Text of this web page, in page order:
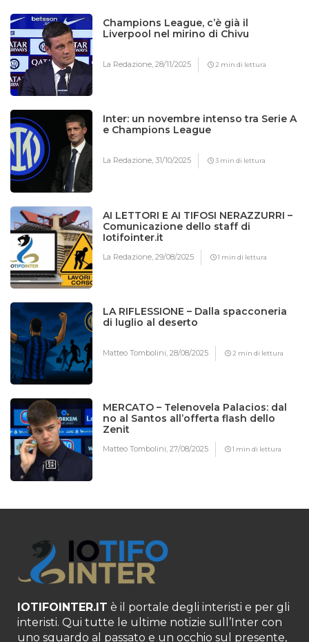
Champions League, c’è già il
Liverpool nel mirino di Chivu
La Redazione,28/11/2025 2 min di lettura
Inter: un novembre intenso tra Serie A
e Champions League
La Redazione,31/10/2025 3 min di lettura
AI LETTORI E AI TIFOSI NERAZZURRI –
Comunicazione dello staff di
Iotifointer.it
La Redazione,29/08/2025 1 min di lettura
LA RIFLESSIONE – Dalla spacconeria
di luglio al deserto
Matteo Tombolini,28/08/2025 2 min di lettura
MERCATO – Telenovela Palacios: dal
no al Santos all’offerta flash dello
Zenit
Matteo Tombolini,27/08/2025 1 min di lettura
IOTIFOINTER.IT è il portale degli interisti e per gli
interisti. Qui tutte le ultime notizie sull’Inter con
uno sguardo al passato e un occhio sul presente,